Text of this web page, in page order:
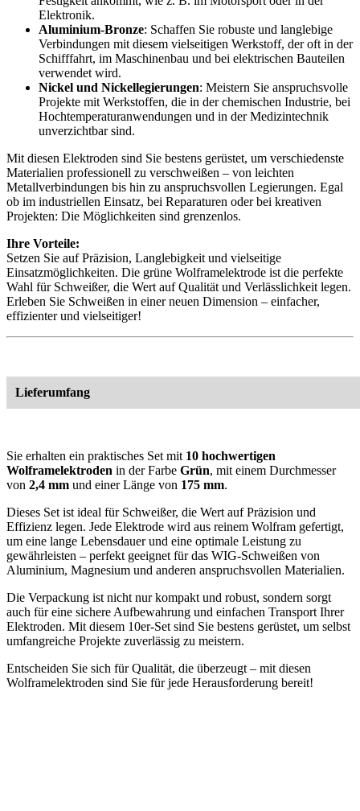
Elektronik.
Aluminium-Bronze: Schaffen Sie robuste und langlebige
Verbindungen mit diesem vielseitigen Werkstoff, der oft in der
Schifffahrt, im Maschinenbau und bei elektrischen Bauteilen
verwendet wird.
Nickel und Nickellegierungen: Meistern Sie anspruchsvolle
Projekte mit Werkstoffen, die in der chemischen Industrie, bei
Hochtemperaturanwendungen und in der Medizintechnik
unverzichtbar sind.
Mit diesen Elektroden sind Sie bestens gerüstet, um verschiedenste
Materialien professionell zu verschweißen – von leichten
Metallverbindungen bis hin zu anspruchsvollen Legierungen. Egal
ob im industriellen Einsatz, bei Reparaturen oder bei kreativen
Projekten: Die Möglichkeiten sind grenzenlos.
Ihre Vorteile:
Setzen Sie auf Präzision, Langlebigkeit und vielseitige
Einsatzmöglichkeiten. Die grüne Wolframelektrode ist die perfekte
Wahl für Schweißer, die Wert auf Qualität und Verlässlichkeit legen.
Erleben Sie Schweißen in einer neuen Dimension – einfacher,
effizienter und vielseitiger!
Lieferumfang
Sie erhalten ein praktisches Set mit 10 hochwertigen
Wolframelektroden in der Farbe Grün, mit einem Durchmesser
von 2,4 mm und einer Länge von 175 mm.
Dieses Set ist ideal für Schweißer, die Wert auf Präzision und
Effizienz legen. Jede Elektrode wird aus reinem Wolfram gefertigt,
um eine lange Lebensdauer und eine optimale Leistung zu
gewährleisten – perfekt geeignet für das WIG-Schweißen von
Aluminium, Magnesium und anderen anspruchsvollen Materialien.
Die Verpackung ist nicht nur kompakt und robust, sondern sorgt
auch für eine sichere Aufbewahrung und einfachen Transport Ihrer
Elektroden. Mit diesem 10er-Set sind Sie bestens gerüstet, um selbst
umfangreiche Projekte zuverlässig zu meistern.
Entscheiden Sie sich für Qualität, die überzeugt – mit diesen
Wolframelektroden sind Sie für jede Herausforderung bereit!